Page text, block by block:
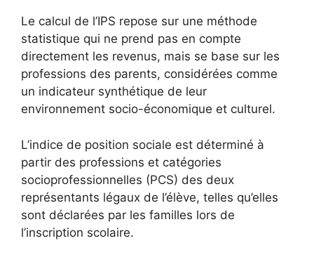
Le calcul de l’IPS repose sur une méthode
statistique qui ne prend pas en compte
directement les revenus, mais se base sur les
professions des parents, considérées comme
un indicateur synthétique de leur
environnement socio-économique et culturel.
L’indice de position sociale est déterminé à
partir des professions et catégories
socioprofessionnelles (PCS) des deux
représentants légaux de l’élève, telles qu’elles
sont déclarées par les familles lors de
l’inscription scolaire.